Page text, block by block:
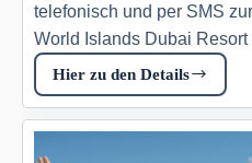
telefonisch und per SMS
World Islands Dubai
Hier zu den Details
Anantara
World